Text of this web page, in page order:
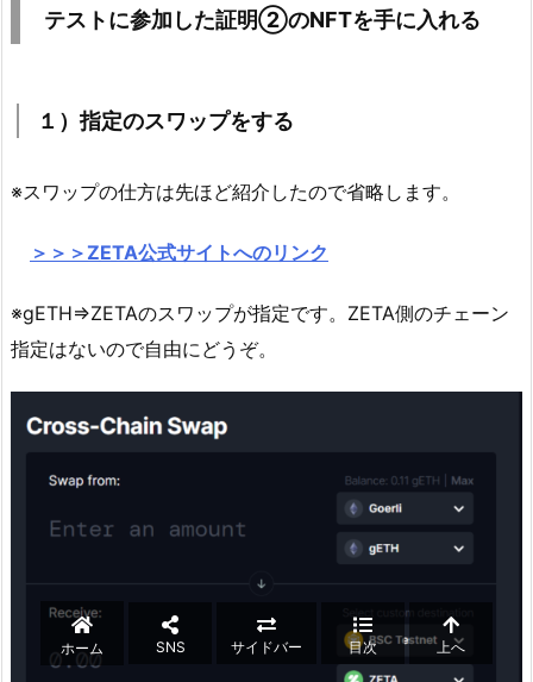
テストに参加した証明②のNFTを手に入れる
１）指定のスワップをする
※スワップの仕方は先ほど紹介したので省略します。
＞＞＞ZETA公式サイトへのリンク
※gETH⇒ZETAのスワップが指定です。ZETA側のチェーン
指定はないので自由にどうぞ。
ホーム SNS サイドバー 目次 上へ